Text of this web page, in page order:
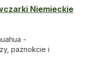
Niemieckie
-
paznokcie i